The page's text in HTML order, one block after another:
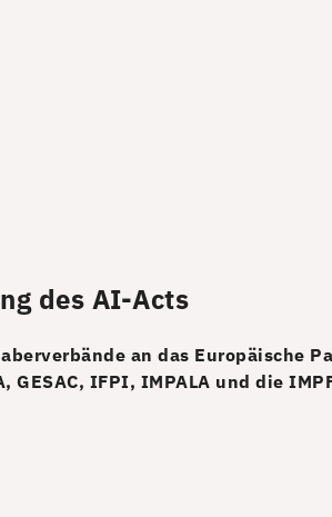
des AI-Acts
an das Europäische
GESAC, IFPI, IMPALA und die